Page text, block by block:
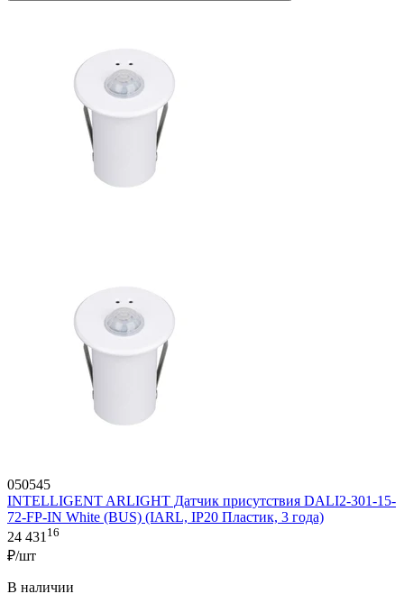
050545
INTELLIGENT ARLIGHT Датчик присутствия DALI2-301-15-
72-FP-IN White (BUS) (IARL, IP20 Пластик, 3 года)
24 431 16
₽/шт
В наличии